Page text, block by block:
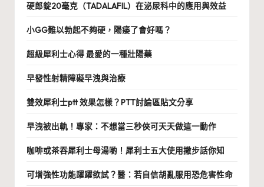
硬郎錠20毫克（TADALAFIL）在泌尿科中的應用與效益
小GG難以勃起不夠硬，陽痿了會好嗎？
超級犀利士心得 最愛的一種壯陽藥
早發性射精障礙早洩與治療
雙效犀利士ptt 效果怎樣？PTT討論區貼文分享
早洩被出軌！專家：不想當三秒俠可天天做這一動作
咖啡或茶吞犀利士母湯喲！犀利士五大使用撇步話你知
可增強性功能躍躍欲試？醫：若自信胡亂服用恐危害性命